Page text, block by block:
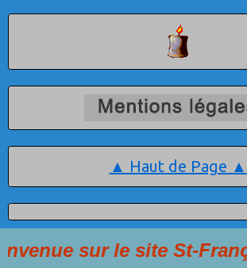
▲ Haut de Page ▲
sur le site St-François